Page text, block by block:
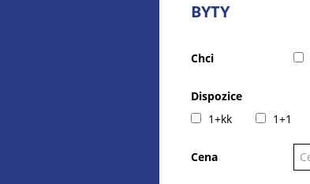
BYTY
Chci
Dispozice
1+kk
1+1
Cena